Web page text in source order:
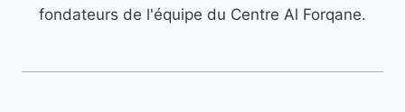
fondateurs de l'équipe du Centre Al Forqane.